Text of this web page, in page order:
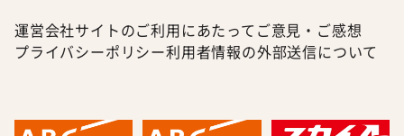
運営会社サイトのご利用にあたって ご意見・ご感想
プライバシーポリシー利用者情報の外部送信について